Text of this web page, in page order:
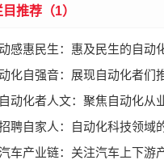
推荐（1）
感惠民生：惠及民生的自动
化自强音：展现自动化者们
进步发出的响亮声音
自动化者人文：聚焦自动化从
思考
聘自家人：自动化科技领域
家及人才需求资讯
车产业链：关注汽车上下游